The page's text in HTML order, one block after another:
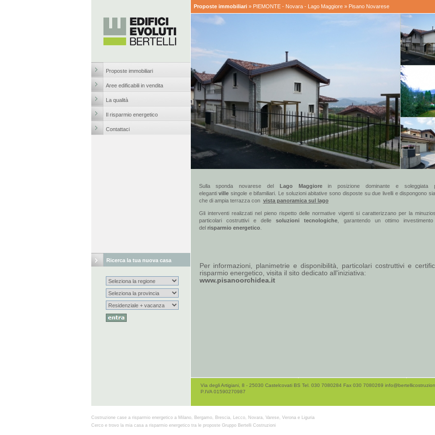
Proposte immobiliari
Aree edificabili in vendita
La qualità
Il risparmio energetico
Contattaci
Ricerca la tua nuova casa
Proposte immobiliari » PIEMONTE - Novara - Lago Maggiore» Pisano Novarese
Sulla sponda novarese del Lago Maggiorein posizione dominante e soleggiata
elegantiville singole e bifamiliari. Le soluzioni abitative sono disposte su due livelli e dispongono
che di ampia terrazza con vista panoramicasul lago
Gli interventi realizzati nel pieno rispetto delle normative vigenti si caratterizzano per la
particolari costruttivi e dellesoluzioni tecnologiche , garantendo un ottimo
del risparmio energetico.
Per informazioni, planimetrie e disponibilità, particolari costruttivi e
risparmio energetico, visita il sito dedicato all'iniziativa:
www.pisanoorchidea.it
Via degli Artigiani, 8 - 25030 Castelcovati BS Tel. 030 7080284 Fax 030 7080269
P.IVA 01590270987
Costruzione case a risparmio energetico a Milano, Bergamo, Brescia, Lecco, Novara, Varese, Verona e Liguria
Cerco e trovo la mia casa a risparmio energetico tra le proposte Gruppo Bertelli Costruzioni